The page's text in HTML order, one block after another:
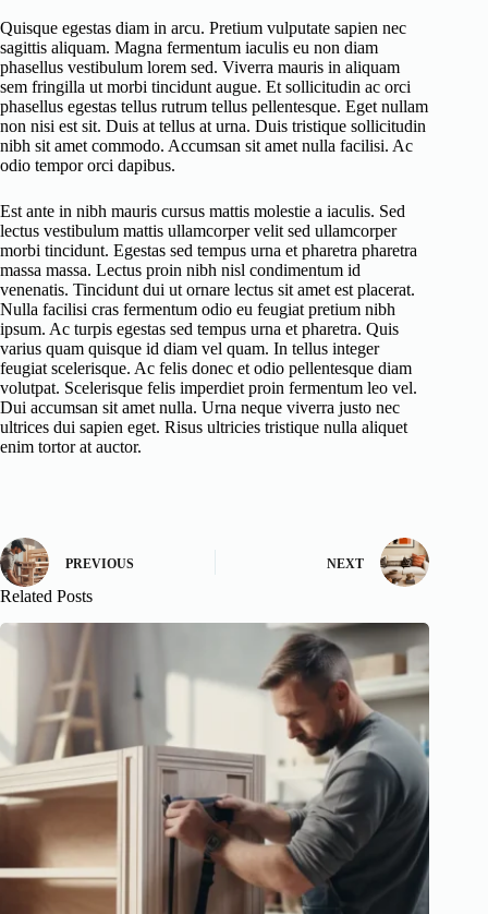
Quisque egestas diam in arcu. Pretium vulputate sapien nec
sagittis aliquam. Magna fermentum iaculis eu non diam
phasellus vestibulum lorem sed. Viverra mauris in aliquam
sem fringilla ut morbi tincidunt augue. Et sollicitudin ac orci
phasellus egestas tellus rutrum tellus pellentesque. Eget nullam
non nisi est sit. Duis at tellus at urna. Duis tristique sollicitudin
nibh sit amet commodo. Accumsan sit amet nulla facilisi. Ac
odio tempor orci dapibus.
Est ante in nibh mauris cursus mattis molestie a iaculis. Sed
lectus vestibulum mattis ullamcorper velit sed ullamcorper
morbi tincidunt. Egestas sed tempus urna et pharetra pharetra
massa massa. Lectus proin nibh nisl condimentum id
venenatis. Tincidunt dui ut ornare lectus sit amet est placerat.
Nulla facilisi cras fermentum odio eu feugiat pretium nibh
ipsum. Ac turpis egestas sed tempus urna et pharetra. Quis
varius quam quisque id diam vel quam. In tellus integer
feugiat scelerisque. Ac felis donec et odio pellentesque diam
volutpat. Scelerisque felis imperdiet proin fermentum leo vel.
Dui accumsan sit amet nulla. Urna neque viverra justo nec
ultrices dui sapien eget. Risus ultricies tristique nulla aliquet
enim tortor at auctor.
PREVIOUS NEXT
Related Posts